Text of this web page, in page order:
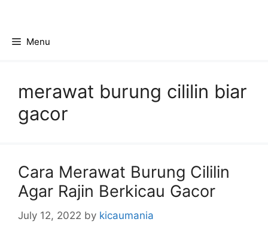
contentMenu
merawat burung cililin biar
gacor
Cara Merawat Burung Cililin
Agar Rajin Berkicau Gacor
July 12, 2022 by kicaumania